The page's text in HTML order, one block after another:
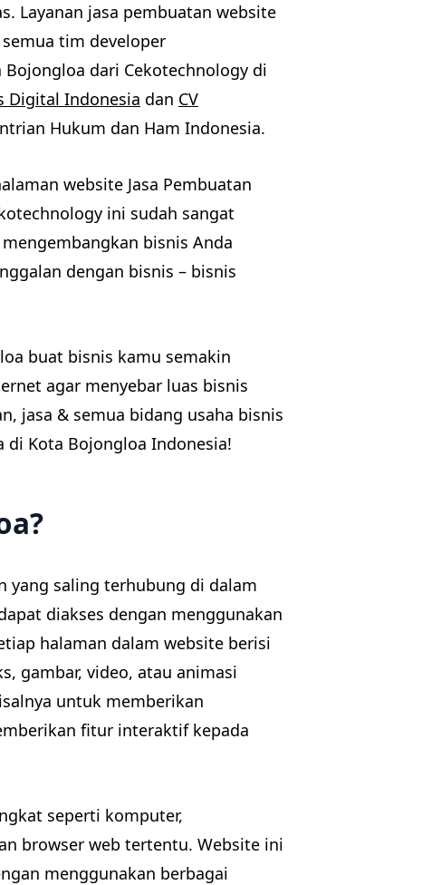
Layanan jasa pembuatan website
tim developer
Bojongloa dari Cekotechnology di
Digital Indonesia dan CV
Hukum dan Ham Indonesia.
website Jasa Pembuatan
ini sudah sangat
bisnis Anda
dengan bisnis – bisnis
buat bisnis kamu semakin
agar menyebar luas bisnis
jasa & semua bidang usaha bisnis
Kota Bojongloa Indonesia!
yang saling terhubung di dalam
diakses dengan menggunakan
halaman dalam website berisi
gambar, video, atau animasi
untuk memberikan
fitur interaktif kepada
seperti komputer,
browser web tertentu. Website ini
menggunakan berbagai